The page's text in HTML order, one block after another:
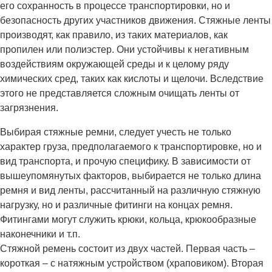
его сохранность в процессе транспортировки, но и
безопасность других участников движения. Стяжные ленты
производят, как правило, из таких материалов, как
пропилен или полиэстер. Они устойчивы к негативным
воздействиям окружающей среды и к целому ряду
химических сред, таких как кислоты и щелочи. Вследствие
этого не представляется сложным очищать ленты от
загрязнения.
Выбирая стяжные ремни, следует учесть не только
характер груза, предполагаемого к транспортировке, но и
вид транспорта, и прочую специфику. В зависимости от
вышеупомянутых факторов, выбирается не только длина
ремня и вид ленты, рассчитанный на различную стяжную
нагрузку, но и различные фитинги на концах ремня.
Фитингами могут служить крюки, кольца, крюкообразные
наконечники и т.п.
Стяжной ремень состоит из двух частей. Первая часть –
короткая – с натяжным устройством (храповиком). Вторая